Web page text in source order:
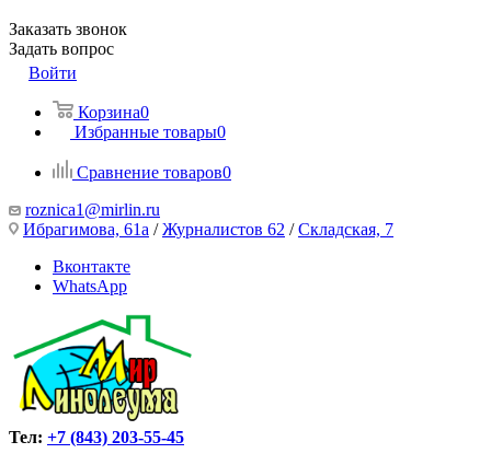
Заказать звонок
Задать вопрос
Войти
Корзина0
Избранные товары0
Сравнение товаров0
roznica1@mirlin.ru
Ибрагимова, 61а /Журналистов 62 /Складская, 7
Вконтакте
WhatsApp
Тел: +7 (843) 203-55-45